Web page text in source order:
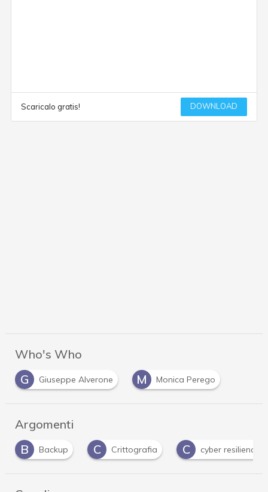
Scaricalo gratis! DOWNLOAD
Who's Who
G
Giuseppe Alverone M Monica Perego
Argomenti
B
Backup C Crittografia C cyber resilience